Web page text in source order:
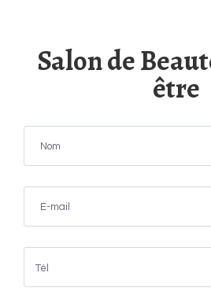
Salon de
être